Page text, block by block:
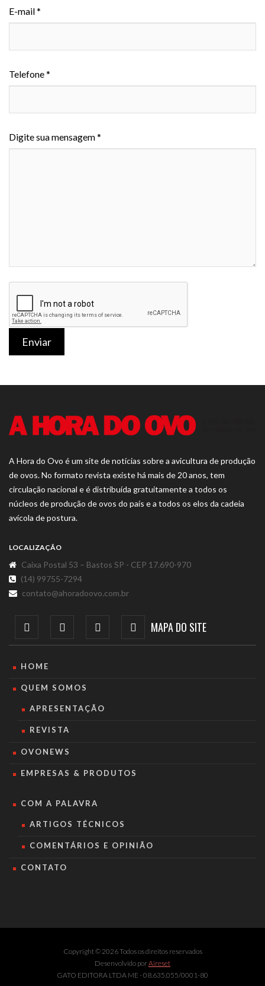
E-mail *
Telefone *
Digite sua mensagem *
Enviar
A Hora do Ovo é um site de notícias sobre a avicultura de produção
de ovos. No formato revista existe há mais de 20 anos, tem
circulação nacional e é distribuída gratuitamente a todos os
núcleos de produção de ovos do país e a todos os elos da cadeia
avícola de postura.
LOCALIZAÇÃO
Caixa Postal 53 – Bastos SP - CEP 17.690-970
(14) 99755-7294
contato@ahoradoovo.com.br
MAPA DO SITE
HOME
QUEM SOMOS
APRESENTAÇÃO
REVISTA
OVONEWS
EMPRESAS & PRODUTOS
COM A PALAVRA
ARTIGOS TÉCNICOS
COMENTÁRIOS E OPINIÃO
CONTATO
Copyright © 2026 Todos os direitos reservados
Desenvolvido porAireset
GATO EDITORA LTDA ME - 08.635.055/0001-80